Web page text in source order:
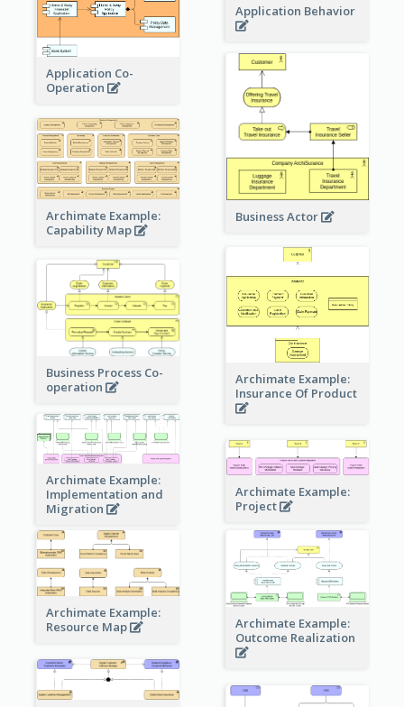
Application Co-
Operation
Application Behavior
Business Actor
Archimate Example:
Capability Map
Archimate Example:
Insurance Of Product
Business Process Co-
operation
Archimate Example:
Implementation and
Migration
Archimate Example:
Project
Archimate Example:
Resource Map
Archimate Example:
Outcome Realization